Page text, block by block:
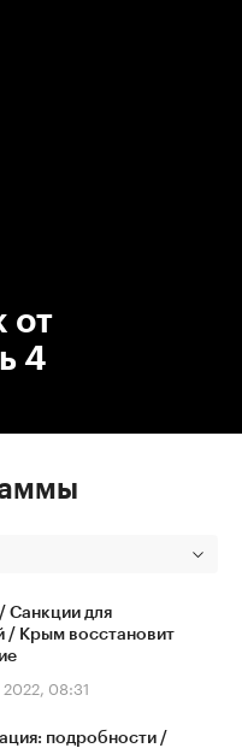
от
4
Санкции для
/ Крым восстановит
08:31
подробности /